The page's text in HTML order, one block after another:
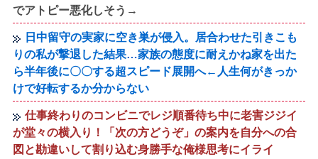
でアトピー悪化しそう→
日中留守の実家に空き巣が侵入。居合わせた引きこも
りの私が撃退した結果…家族の態度に耐えかね家を出た
ら半年後に〇〇する超スピード展開へ←人生何がきっか
けで好転するか分からない
仕事終わりのコンビニでレジ順番待ち中に老害ジジイ
が堂々の横入り！「次の方どうぞ」の案内を自分への合
図と勘違いして割り込む身勝手な俺様思考にイライ